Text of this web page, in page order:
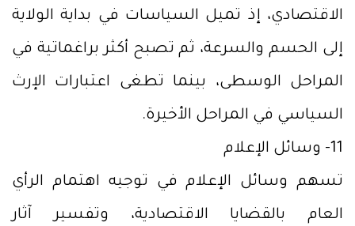
الاقتصادي، إذ تميل السياسات في بداية الولاية
إلى الحسم والسرعة، ثم تصبح أكثر براغماتية في
المراحل الوسطى، بينما تطغى اعتبارات الإرث
السياسي في المراحل الأخيرة.
11- وسائل الإعلام
تسهم وسائل الإعلام في توجيه اهتمام الرأي
العام بالقضايا الاقتصادية، وتفسير آثار